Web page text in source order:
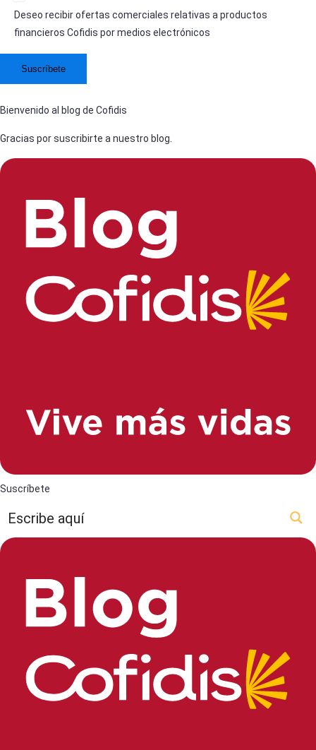
Deseo recibir ofertas comerciales relativas a productos
financieros Cofidis por medios electrónicos
Bienvenido al blog de Cofidis
Gracias por suscribirte a nuestro blog.
Suscríbete